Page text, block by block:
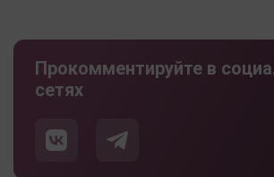
Прокомментируйте в
сетях